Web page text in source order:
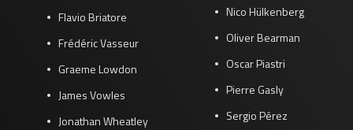
Flavio Briatore
Frédéric Vasseur
Graeme Lowdon
James Vowles
Jonathan Wheatley
Nico Hülkenberg
Oliver Bearman
Oscar Piastri
Pierre Gasly
Sergio Pérez